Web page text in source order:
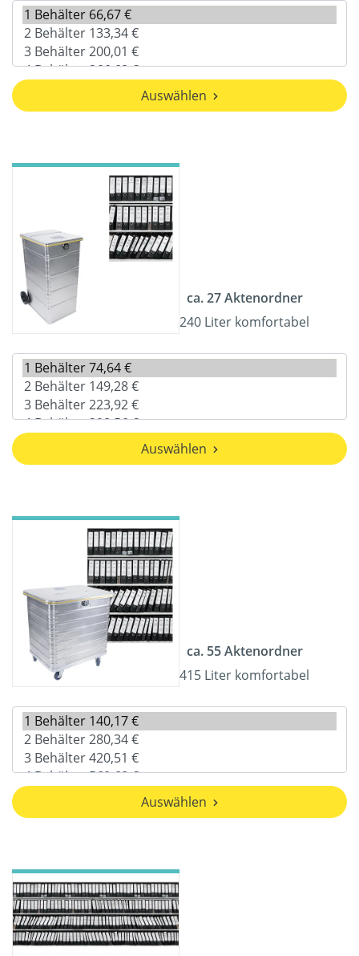
Auswählen
ca. 27 Aktenordner
240 Liter komfortabel
Auswählen
ca. 55 Aktenordner
415 Liter komfortabel
Auswählen